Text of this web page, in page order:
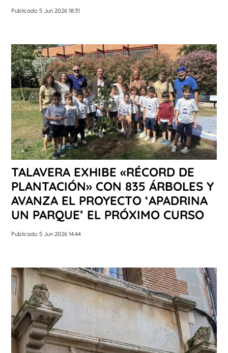
Publicado 5 Jun 2026 18:31
TALAVERA EXHIBE «RÉCORD DE
PLANTACIÓN» CON 835 ÁRBOLES Y
AVANZA EL PROYECTO ‘APADRINA
UN PARQUE’ EL PRÓXIMO CURSO
Publicado 5 Jun 2026 14:44